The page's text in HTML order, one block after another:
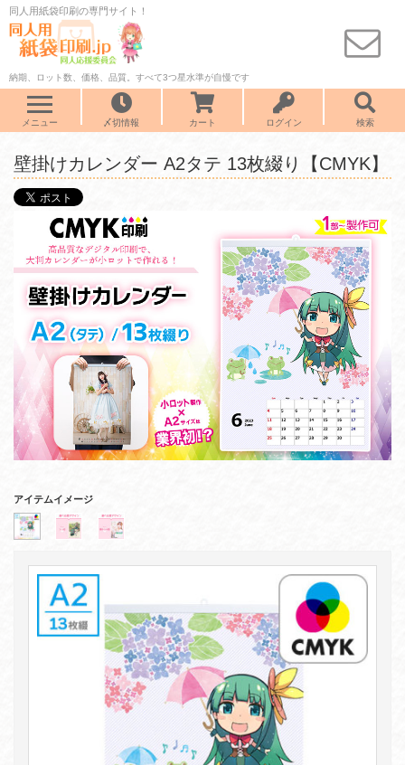
同人用紙袋印刷の専門サイト！
納期、ロット数、価格、品質。すべて3つ星水準が自慢です
メニュー 〆切情報 カート ログイン 検索
壁掛けカレンダー A2タテ 13枚綴り【CMYK】
アイテムイメージ